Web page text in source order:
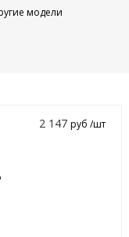
модели
2 147руб /шт